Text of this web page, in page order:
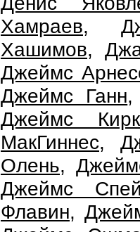
Хамраев,
Хашимов,
Джеймс
Джеймс Ганн
Джеймс
МакГиннес,
Олень,
Джеймс
Флавин,